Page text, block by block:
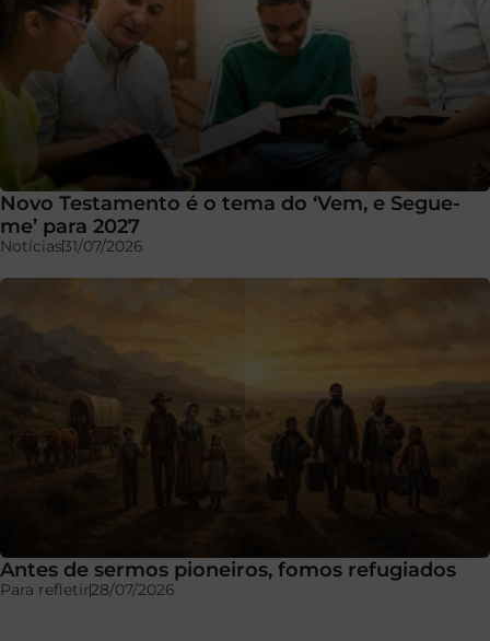
Novo Testamento é o tema do ‘Vem, e Segue-
me’ para 2027
Notícias31/07/2026
Antes de sermos pioneiros, fomos refugiados
Para refletir28/07/2026